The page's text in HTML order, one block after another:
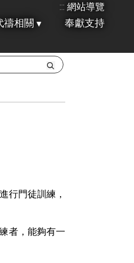
::: 網站導覽
禱相關 奉獻支持
行門徒訓練，
者，能夠有一